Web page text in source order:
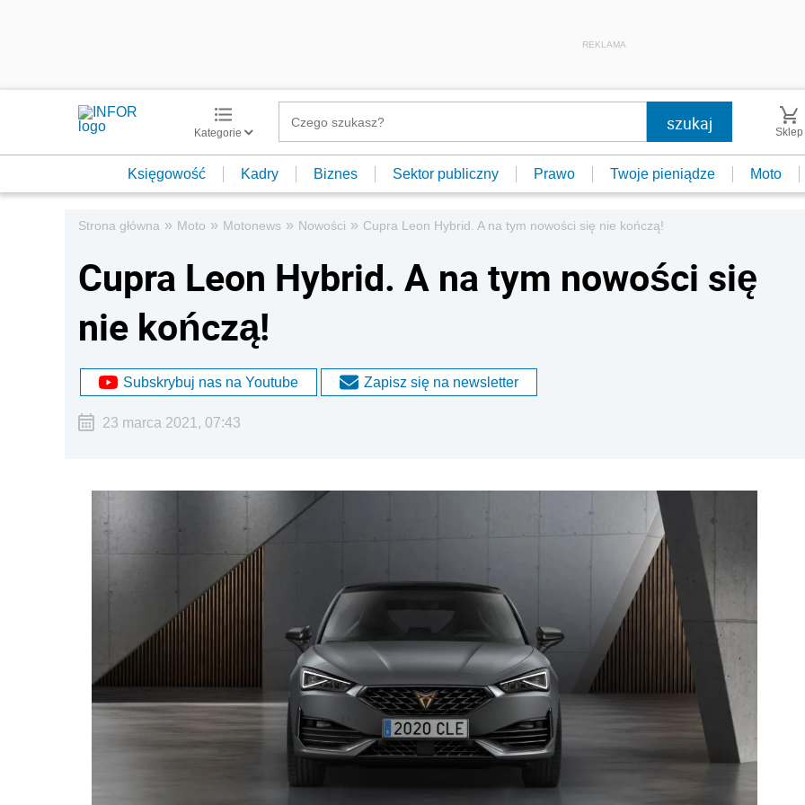
REKLAMA
Kategorie Sklep
Księgowość Kadry Biznes Sektor publiczny Prawo Twoje pieniądze Moto
Strona główna » Moto » Motonews » Nowości » Cupra Leon Hybrid. A na tym nowości się nie kończą!
Cupra Leon Hybrid. A na tym nowości się
nie kończą!
Subskrybuj nas na Youtube Zapisz się na newsletter
23 marca 2021, 07:43